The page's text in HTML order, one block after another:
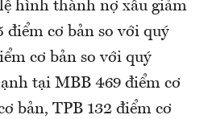
hình thành nợ xấu giảm
điểm cơ bản so với quý
cơ bản so với quý
tại MBB 469 điểm cơ
bản, TPB 132 điểm cơ